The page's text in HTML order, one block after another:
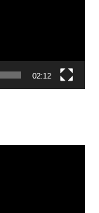
02:12